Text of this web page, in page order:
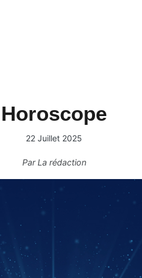
Horoscope
22 Juillet 2025
ParLa rédaction